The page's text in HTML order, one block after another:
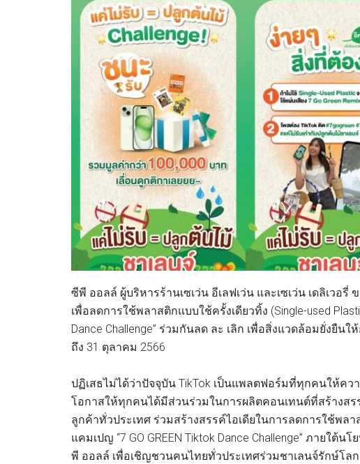
ซีพี ออลล์ ผู้บริหารร้านเซเว่น อีเลฟเว่น และเซเว่น เดลิเวอ
เพื่อลดการใช้พลาสติกแบบใช้ครั้งเดียวทิ้ง (Single-used
Dance Challenge” ร่วมกันลด ละ เลิก เพื่อสิ่งแวดล้อมยั่งยื
ถึง 31 ตุลาคม 2566
ปฏิเสธไม่ได้ว่าปัจจุบัน TikTok เป็นแพลตฟอร์มที่ทุกคนให้คว
โอกาสให้ทุกคนได้มีส่วนร่วมในการผลิตคอนเทนต์ที่สร้างส
ลูกค้าทั่วประเทศ ร่วมสร้างสรรค์ไอเดียในการลดการใช้พลา
แคมเปญ “7 GO GREEN Tiktok Dance Challenge” ภายใต้
พี ออลล์ เพื่อเชิญชวนคนไทยทั่วประเทศร่วมชาเลนจ์รักษ์โล